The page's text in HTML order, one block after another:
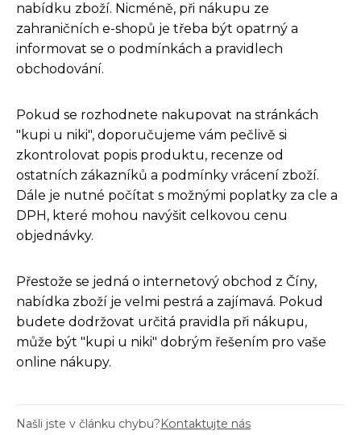
nabídku zboží. Nicméně, při nákupu ze
zahraničních e-shopů je třeba být opatrný a
informovat se o podmínkách a pravidlech
obchodování.
Pokud se rozhodnete nakupovat na stránkách
"kupi u niki", doporučujeme vám pečlivě si
zkontrolovat popis produktu, recenze od
ostatních zákazníků a podmínky vrácení zboží.
Dále je nutné počítat s možnými poplatky za cle a
DPH, které mohou navýšit celkovou cenu
objednávky.
Přestože se jedná o internetový obchod z Číny,
nabídka zboží je velmi pestrá a zajímavá. Pokud
budete dodržovat určitá pravidla při nákupu,
může být "kupi u niki" dobrým řešením pro vaše
online nákupy.
Našli jste v článku chybu?Kontaktujte nás